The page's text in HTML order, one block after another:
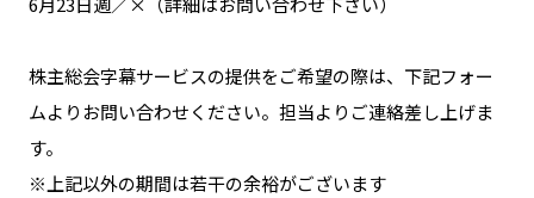
株主総会字幕サービスの提供をご希望の際は、下記フォー
ムよりお問い合わせください。担当よりご連絡差し上げま
す。
※上記以外の期間は若干の余裕がございます